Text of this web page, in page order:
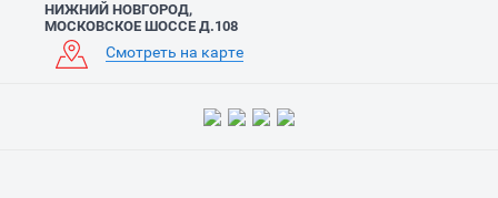
НИЖНИЙ НОВГОРОД,
МОСКОВСКОЕ ШОССЕ Д.108
Смотреть на карте